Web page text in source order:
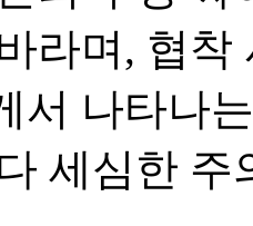
라며, 협착
서 나타나
세심한